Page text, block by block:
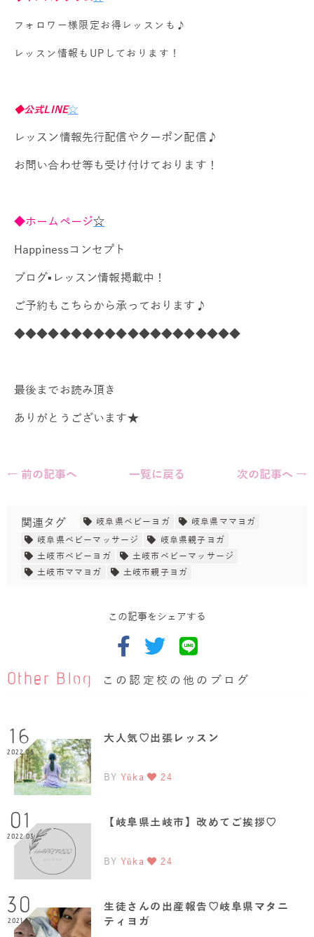
フォロワー様限定お得レッスンも♪
レッスン情報もUPしております！
◆公式LINE☆
レッスン情報先行配信やクーポン配信♪
お問い合わせ等も受け付けております！
◆ホームページ☆
Happinessコンセプト
ブログ▪レッスン情報掲載中！
ご予約もこちらから承っております♪
◆◆◆◆◆◆◆◆◆◆◆◆◆◆◆◆◆◆◆◆
最後までお読み頂き
ありがとうございます★
← 前の記事へ 一覧に戻る 次の記事へ →
関連タグ 岐阜県ベビーヨガ
岐阜県ママヨガ
岐阜県ベビーマッサージ
岐阜県親子ヨガ
土岐市ベビーヨガ
土岐市ベビーマッサージ
土岐市ママヨガ
土岐市親子ヨガ
この記事をシェアする
Other Blog この認定校の他のブログ
16
2022.06
大人気♡出張レッスン
BY Yûka 24
01
2022.03
【岐阜県土岐市】改めてご挨拶♡
BY Yûka 24
30
2021.12
生徒さんの出産報告♡岐阜県マタニ
ティヨガ